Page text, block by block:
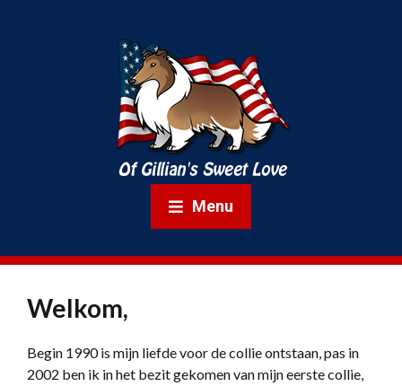
Menu
Welkom,
Begin 1990 is mijn liefde voor de collie ontstaan, pas in
2002 ben ik in het bezit gekomen van mijn eerste collie,